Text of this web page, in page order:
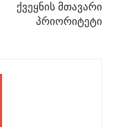
ქვეყნის მთავარი
პრიორიტეტი